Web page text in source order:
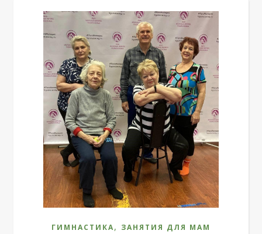
ГИМНАСТИКА, ЗАНЯТИЯ ДЛЯ МАМ